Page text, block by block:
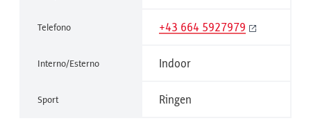
Telefono +43 664 5927979
Interno/Esterno Indoor
Sport Ringen